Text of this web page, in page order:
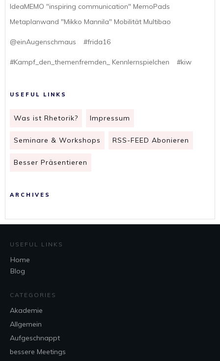
IdeaMEMO "inspiring communication" MemoPads
Metaplanwand "Mikko Mannila" Mobilität Multibao
@einAugenschmaus #frida16
#Kampf_den_themenfremden_ Kennlernspielchen #kiw
USEFUL LINKS
Was ist Rhetorik? Impressum
Seminare & Workshops RSS-FEED Abonieren
Besser Präsentieren
ARCHIVES
USEFUL LINKS
Home
Blog
CATEGORIES
Akademie
Allgemein
Aufgeschnappt
bessere Meetings